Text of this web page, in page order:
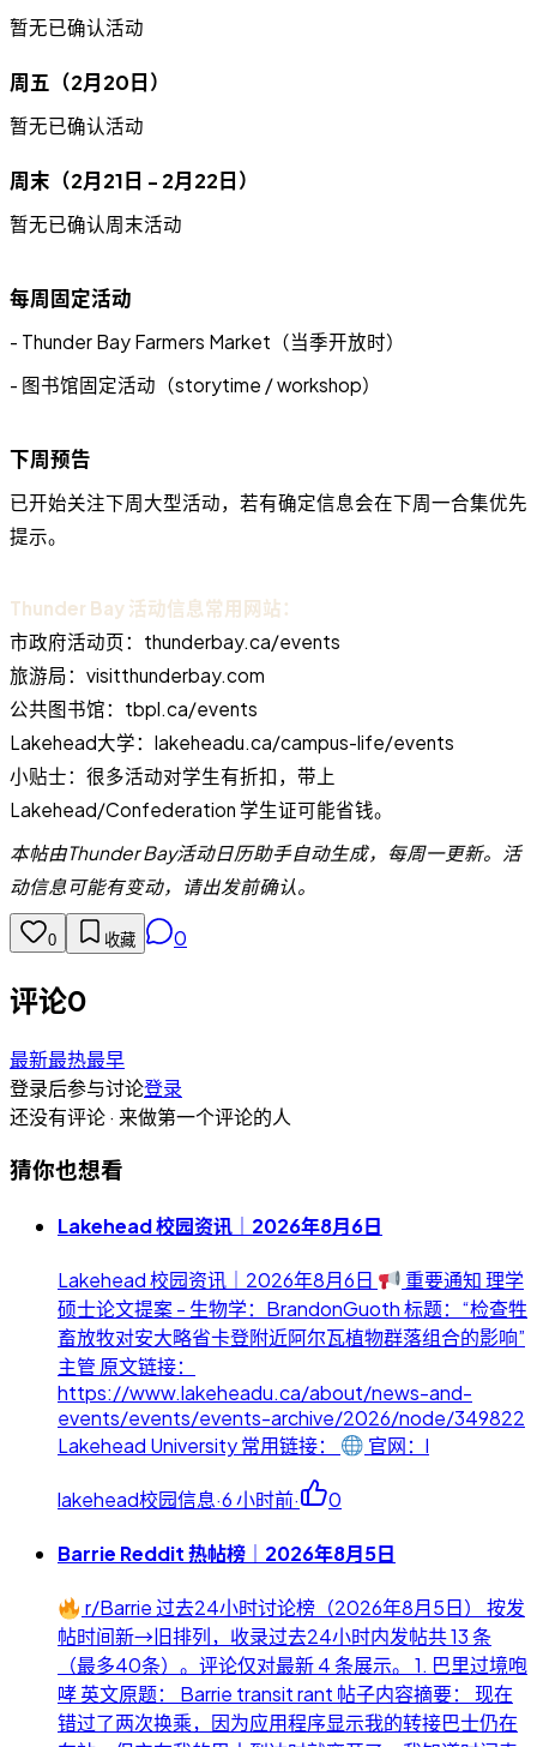
暂无已确认活动
周五（2月20日）
暂无已确认活动
周末（2月21日 - 2月22日）
暂无已确认周末活动
每周固定活动
- Thunder Bay Farmers Market（当季开放时）
- 图书馆固定活动（storytime / workshop）
下周预告
已开始关注下周大型活动，若有确定信息会在下周一合集优先
提示。
Thunder Bay 活动信息常用网站：
市政府活动页：thunderbay.ca/events
旅游局：visitthunderbay.com
公共图书馆：tbpl.ca/events
Lakehead大学：lakeheadu.ca/campus-life/events
小贴士：很多活动对学生有折扣，带上
Lakehead/Confederation 学生证可能省钱。
本帖由Thunder Bay活动日历助手自动生成，每周一更新。活
动信息可能有变动，请出发前确认。
0 收藏 0
评论0
最新最热最早
登录后参与讨论登录
还没有评论 · 来做第一个评论的人
猜你也想看
Lakehead 校园资讯｜2026年8月6日
Lakehead 校园资讯｜2026年8月6日
重要通知 理学
硕士论文提案 - 生物学：BrandonGuoth 标题：“检查牲
畜放牧对安大略省卡登附近阿尔瓦植物群落组合的影响”
主管 原文链接：
https://www.lakeheadu.ca/about/news-and-
events/events/events-archive/2026/node/349822
Lakehead University 常用链接：
官网：l
lakehead校园信息·6 小时前· 0
Barrie Reddit 热帖榜｜2026年8月5日
r/Barrie 过去24小时讨论榜（2026年8月5日） 按发
帖时间新→旧排列，收录过去24小时内发帖共 13 条
（最多40条）。评论仅对最新 4 条展示。 1. 巴里过境咆
哮 英文原题： Barrie transit rant 帖子内容摘要： 现在
错过了两次换乘，因为应用程序显示我的转接巴士仍在